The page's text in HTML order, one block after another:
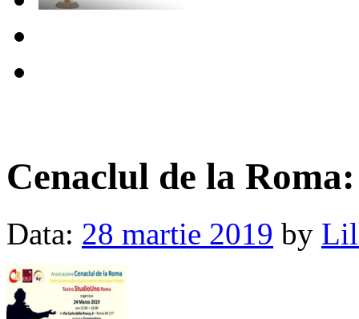
Cenaclul de la
Data: 28 martie 2019 by